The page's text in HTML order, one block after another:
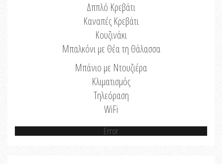
Δππλό Κρεβάτι
Καναπές Κρεβάτι
Κουζινάκι
Μπαλκόνι με Θέα τη Θάλασσα
Μπάνιο με Ντουζιέρα
Κλιματισμός
Τηλεόραση
WiFi
Error